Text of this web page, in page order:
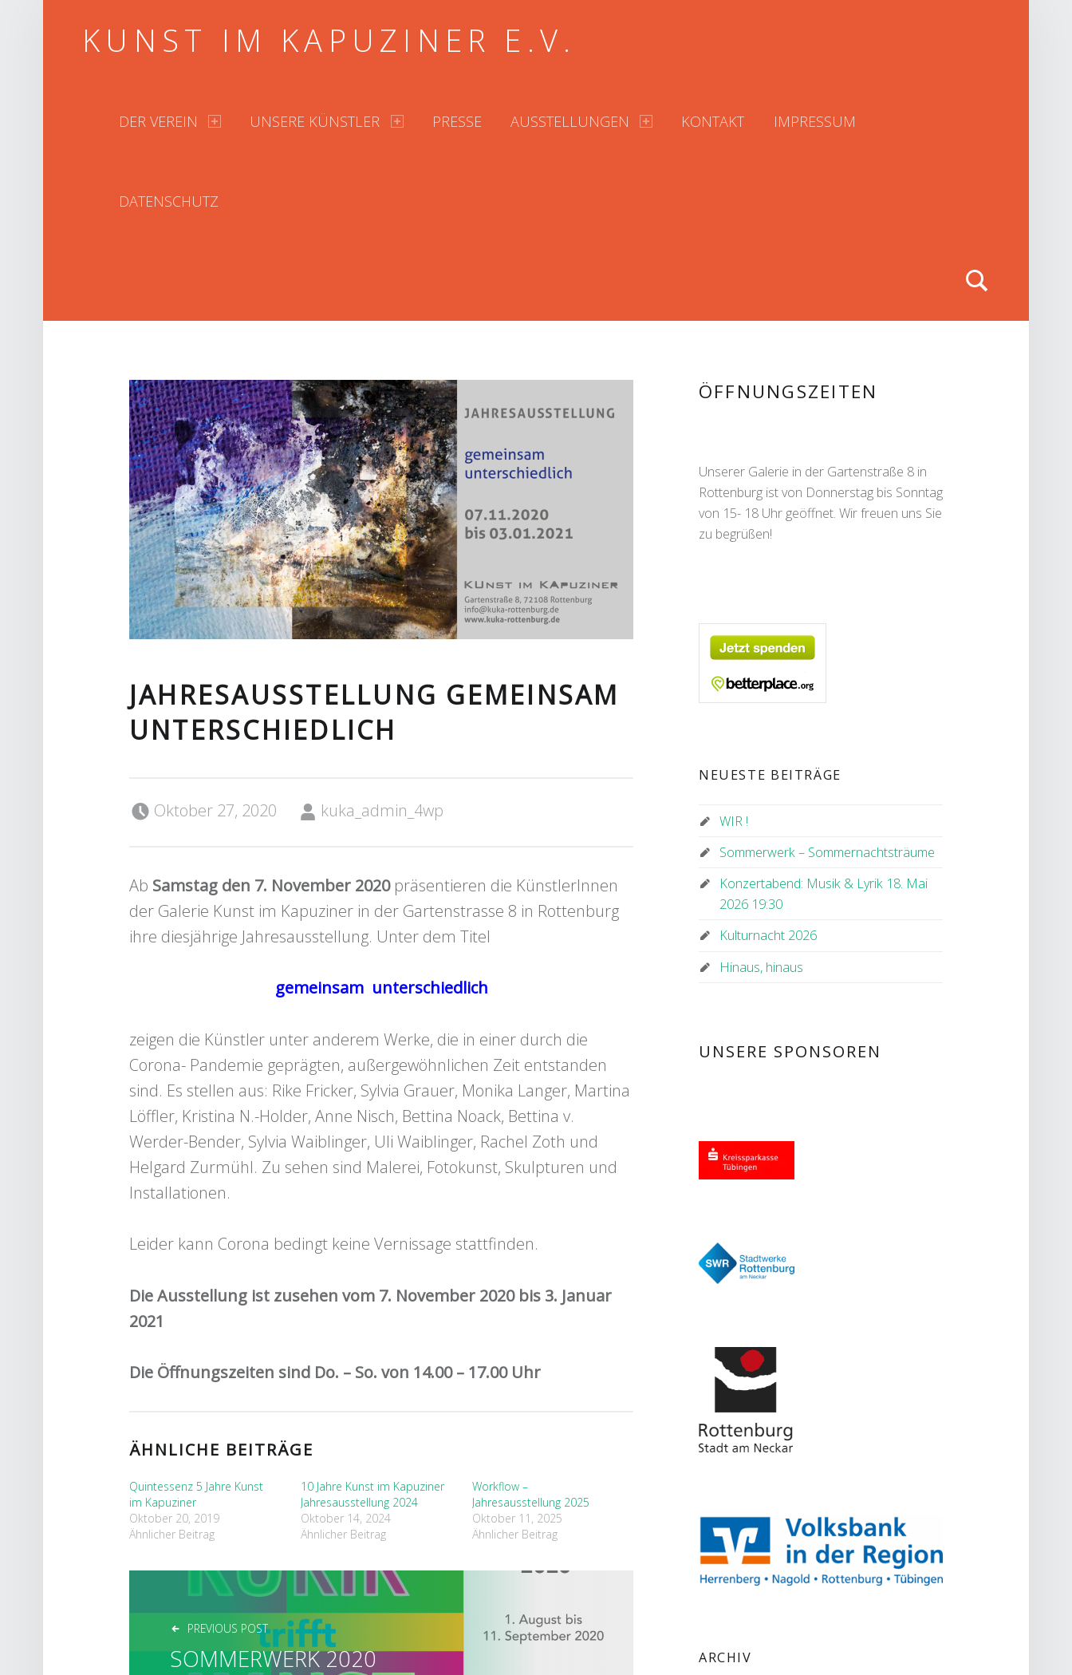
KUNST IM KAPUZINER E.V.
DER VEREIN UNSERE KÜNSTLER PRESSE AUSSTELLUNGEN KONTAKT IMPRESSUM
DATENSCHUTZ
JAHRESAUSSTELLUNG GEMEINSAM
UNTERSCHIEDLICH
Oktober 27, 2020 kuka_admin_4wp
Ab Samstag den 7. November 2020 präsentieren die KünstlerInnen
der Galerie Kunst im Kapuziner in der Gartenstrasse 8 in Rottenburg
ihre diesjährige Jahresausstellung. Unter dem Titel
gemeinsam unterschiedlich
zeigen die Künstler unter anderem Werke, die in einer durch die
Corona- Pandemie geprägten, außergewöhnlichen Zeit entstanden
sind. Es stellen aus: Rike Fricker, Sylvia Grauer, Monika Langer, Martina
Löffler, Kristina N.-Holder, Anne Nisch, Bettina Noack, Bettina v.
Werder-Bender, Sylvia Waiblinger, Uli Waiblinger, Rachel Zoth und
Helgard Zurmühl. Zu sehen sind Malerei, Fotokunst, Skulpturen und
Installationen.
Leider kann Corona bedingt keine Vernissage stattfinden.
Die Ausstellung ist zusehen vom 7. November 2020 bis 3. Januar
2021
Die Öffnungszeiten sind Do. – So. von 14.00 – 17.00 Uhr
ÄHNLICHE BEITRÄGE
Quintessenz 5 Jahre Kunst
im Kapuziner
Oktober 20, 2019
Ähnlicher Beitrag
10 Jahre Kunst im Kapuziner
Jahresausstellung 2024
Oktober 14, 2024
Ähnlicher Beitrag
Workflow –
Jahresausstellung 2025
Oktober 11, 2025
Ähnlicher Beitrag
BEITRAGSNAVIGATION
PREVIOUS POST
SOMMERWERK 2020
SIDEBAR
ÖFFNUNGSZEITEN
Unserer Galerie in der Gartenstraße 8 in
Rottenburg ist von Donnerstag bis Sonntag
von 15- 18 Uhr geöffnet. Wir freuen uns Sie
zu begrüßen!
NEUESTE BEITRÄGE
WIR !
Sommerwerk – Sommernachtsträume
Konzertabend: Musik & Lyrik 18. Mai
2026 19:30
Kulturnacht 2026
Hinaus, hinaus
UNSERE SPONSOREN
ARCHIV